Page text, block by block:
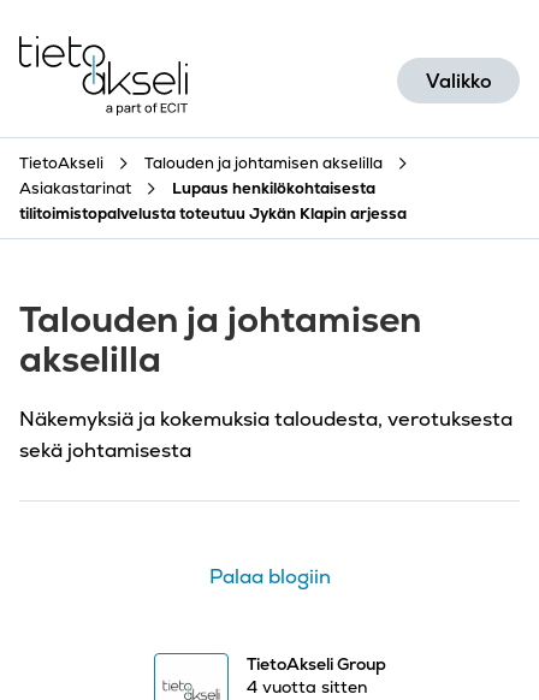
Valikko
TietoAkseli
Talouden ja johtamisen akselilla
Asiakastarinat
Lupaus henkilökohtaisesta
tilitoimistopalvelusta toteutuu Jykän Klapin arjessa
Talouden ja johtamisen
akselilla
Näkemyksiä ja kokemuksia taloudesta, verotuksesta
sekä johtamisesta
Palaa blogiin
TietoAkseli Group
4 vuotta sitten